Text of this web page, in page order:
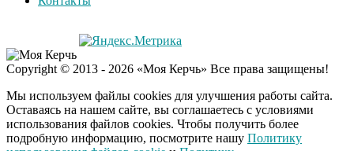
оставит равнодушным
Copyright © 2013 - 2026 «Моя Керчь» Все права защищены!
Мы используем файлы cookies для улучшения работы сайта.
Оставаясь на нашем сайте, вы соглашаетесь с условиями
использования файлов cookies. Чтобы получить более
подробную информацию, посмотрите нашу Политику